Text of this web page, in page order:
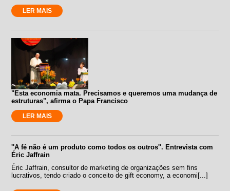
LER MAIS
"Esta economia mata. Precisamos e queremos uma mudança de
estruturas", afirma o Papa Francisco
LER MAIS
''A fé não é um produto como todos os outros''. Entrevista com
Éric Jaffrain
Éric Jaffrain, consultor de marketing de organizações sem fins
lucrativos, tendo criado o conceito de gift economy, a economi[...]